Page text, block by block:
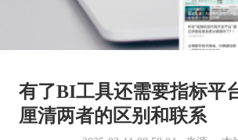
有了BI工具还需要指标平
厘清两者的区别和联系